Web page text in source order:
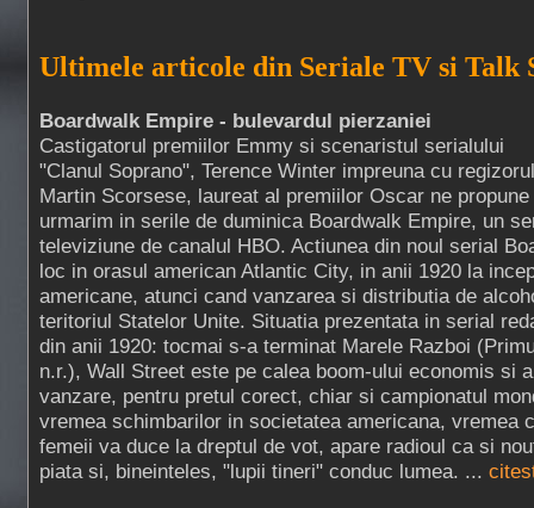
Ultimele articole din Seriale TV si Talk
Boardwalk Empire - bulevardul pierzaniei
Castigatorul premiilor Emmy si scenaristul serialului
"Clanul Soprano", Terence Winter impreuna cu regizorul
Martin Scorsese, laureat al premiilor Oscar ne
urmarim in serile de duminica Boardwalk Empire, un
televiziune de canalul HBO. Actiunea din noul serial
loc in orasul american Atlantic City, in anii 1920 la
americane, atunci cand vanzarea si distributia de
teritoriul Statelor Unite. Situatia prezentata in serial
din anii 1920: tocmai s-a terminat Marele Razboi
n.r.), Wall Street este pe calea boom-ului economis si
vanzare, pentru pretul corect, chiar si campionatul
vremea schimbarilor in societatea americana, vremea
femeii va duce la dreptul de vot, apare radioul ca si
piata si, bineinteles, "lupii tineri" conduc lumea. ...